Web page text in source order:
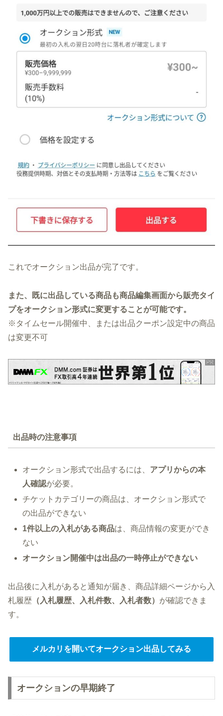
これでオークション出品が完了です。
また、既に出品している商品も商品編集画面から販売タイ
プをオークション形式に変更することが可能です。
※タイムセール開催中、または出品クーポン設定中の商品
は変更不可
出品時の注意事項
オークション形式で出品するには、 アプリからの本
人確認が必要。
チケットカテゴリーの商品は、オークション形式で
の出品ができない
1件以上の入札がある商品は、商品情報の変更ができ
ない
オークション開催中は出品の一時停止ができない
出品後に入札があると通知が届き、商品詳細ページから入
札履歴 （入札履歴、入札件数、入札者数） が確認できま
す。
メルカリを開いてオークション出品してみる
オークションの早期終了